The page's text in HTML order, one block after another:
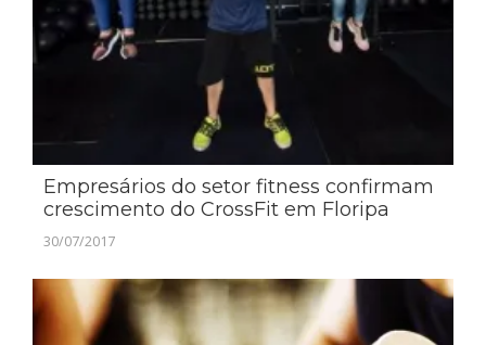
Empresários do setor fitness confirmam
crescimento do CrossFit em Floripa
30/07/2017